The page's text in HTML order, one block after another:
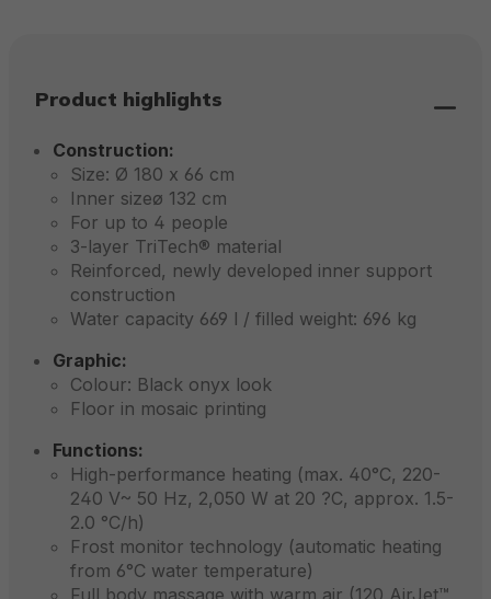
Product highlights
Construction:
Size: Ø 180 x 66 cm
Inner sizeø 132 cm
For up to 4 people
3-layer TriTech® material
Reinforced, newly developed inner support
construction
Water capacity 669 l / filled weight: 696 kg
Graphic:
Colour: Black onyx look
Floor in mosaic printing
Functions:
High-performance heating (max. 40°C, 220-
240 V~ 50 Hz, 2,050 W at 20 ?C, approx. 1.5-
2.0 °C/h)
Frost monitor technology (automatic heating
from 6°C water temperature)
Full body massage with warm air (120 AirJet™